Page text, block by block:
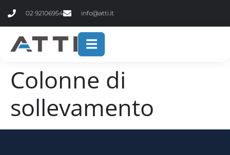
02 92106954 info@atti.it
Colonne di
sollevamento